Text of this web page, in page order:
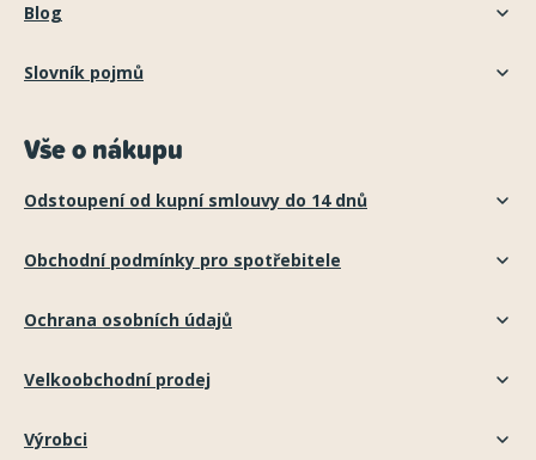
Blog
Slovník pojmů
Vše o nákupu
Odstoupení od kupní smlouvy do 14 dnů
Obchodní podmínky pro spotřebitele
Ochrana osobních údajů
Velkoobchodní prodej
Výrobci